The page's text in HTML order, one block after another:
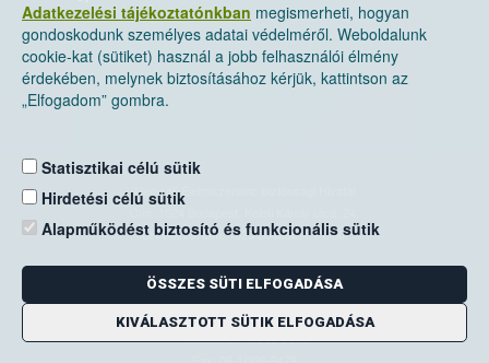
Adatkezelési tájékoztatónkban megismerheti, hogyan
gondoskodunk személyes adatai védelméről. Weboldalunk
cookie-kat (sütiket) használ a jobb felhasználói élmény
érdekében, melynek biztosításához kérjük, kattintson az
„Elfogadom” gombra.
Statisztikai célú sütik
Hirdetési célú sütik
Alapműködést biztosító és funkcionális sütik
ÖSSZES SÜTI ELFOGADÁSA
KIVÁLASZTOTT SÜTIK ELFOGADÁSA
Nemzeti Élelmiszerlánc-biztonsági Hivatal
Levelezési cím: 1525 Budapest. Pf. 30.
E-mail:ugyfelszolgalat@nebih.gov.hu
Zöld szám: 06-80/263-244
Telefon: 06-1/ 336-9000